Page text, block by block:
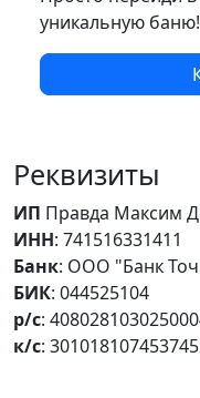
уникальную баню!
Реквизиты
ИП Правда Максим
ИНН: 741516331411
Банк: ООО "Банк
БИК: 044525104
р/с:
к/с: